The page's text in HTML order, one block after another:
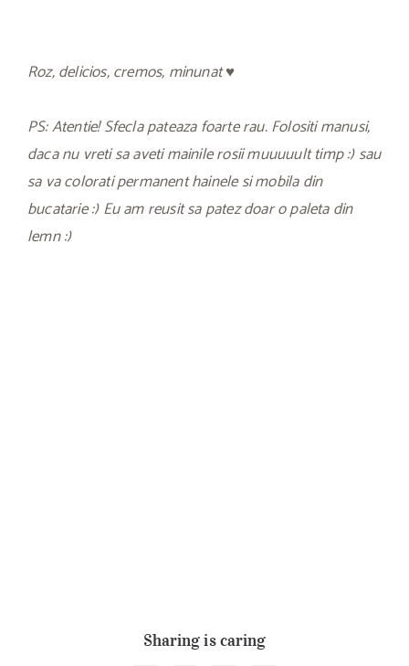
Roz, delicios, cremos, minunat ♥
PS: Atentie! Sfecla pateaza foarte rau. Folositi manusi,
daca nu vreti sa aveti mainile rosii muuuuult timp :) sau
sa va colorati permanent hainele si mobila din
bucatarie :) Eu am reusit sa patez doar o paleta din
lemn :)
Sharing is caring